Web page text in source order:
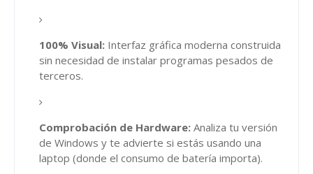
100% Visual: Interfaz gráfica moderna construida
sin necesidad de instalar programas pesados de
terceros.
Comprobación de Hardware: Analiza tu versión
de Windows y te advierte si estás usando una
laptop (donde el consumo de batería importa).